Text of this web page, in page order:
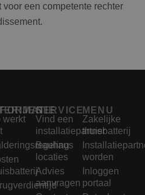
voor een competente rechter
werkt
SERVICE
Vind een
installatiepartner
Bauhaus
locaties
Advies
aanvragen
MENU
Zakelijke
thuisbatterij
worden
Inloggen
portaal